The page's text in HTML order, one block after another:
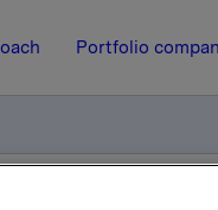
Portfolio